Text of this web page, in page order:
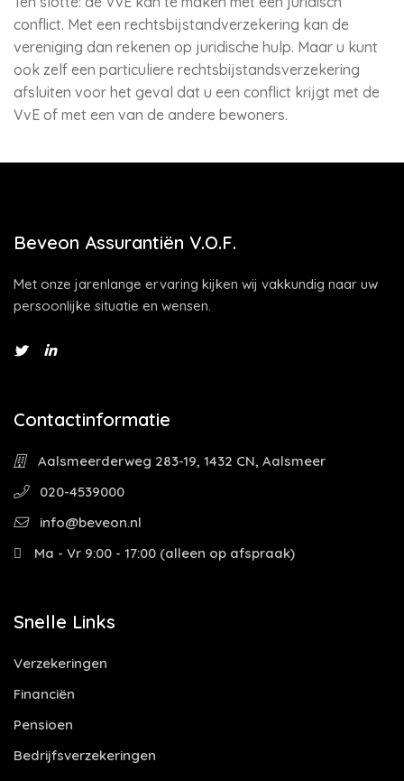
conflict. Met een rechtsbijstandverzekering kan de
vereniging dan rekenen op juridische hulp. Maar u kunt
ook zelf een particuliere rechtsbijstandsverzekering
afsluiten voor het geval dat u een conflict krijgt met de
VvE of met een van de andere bewoners.
Beveon Assurantiën V.O.F.
Met onze jarenlange ervaring kijken wij vakkundig naar uw
persoonlijke situatie en wensen.
Contactinformatie
Aalsmeerderweg 283-19, 1432 CN, Aalsmeer
020-4539000
info@beveon.nl
Ma - Vr 9:00 - 17:00 (alleen op afspraak)
Snelle Links
Verzekeringen
Financiën
Pensioen
Bedrijfsverzekeringen